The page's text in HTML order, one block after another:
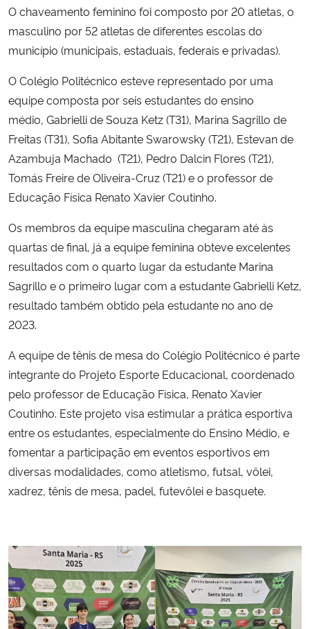
Secretaria de Governo
Gabinete de Segurança Institucional
Advocacia-Geral da União
Banco Central do Brasil
Planalto
O chaveamento feminino foi composto por 20 atletas, o
masculino por 52 atletas de diferentes escolas do
município (municipais, estaduais, federais e privadas).
O Colégio Politécnico esteve representado por uma
equipe composta por seis estudantes do ensino
médio, Gabrielli de Souza Ketz (T31), Marina Sagrillo de
Freitas (T31), Sofia Abitante Swarowsky (T21), Estevan de
Azambuja Machado (T21), Pedro Dalcin Flores (T21),
Tomás Freire de Oliveira-Cruz (T21) e o professor de
Educação Física Renato Xavier Coutinho.
Os membros da equipe masculina chegaram até às
quartas de final, já a equipe feminina obteve excelentes
resultados com o quarto lugar da estudante Marina
Sagrillo e o primeiro lugar com a estudante Gabrielli Ketz,
resultado também obtido pela estudante no ano de
2023.
A equipe de tênis de mesa do Colégio Politécnico é parte
integrante do Projeto Esporte Educacional, coordenado
pelo professor de Educação Física, Renato Xavier
Coutinho. Este projeto visa estimular a prática esportiva
entre os estudantes, especialmente do Ensino Médio, e
fomentar a participação em eventos esportivos em
diversas modalidades, como atletismo, futsal, vôlei,
xadrez, tênis de mesa, padel, futevôlei e basquete.